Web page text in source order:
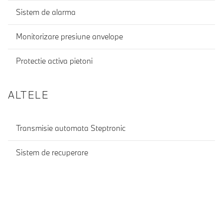
Sistem de alarma
Monitorizare presiune anvelope
Protectie activa pietoni
ALTELE
Transmisie automata Steptronic
Sistem de recuperare